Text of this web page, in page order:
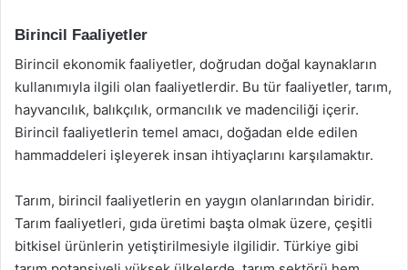
Birincil Faaliyetler
Birincil ekonomik faaliyetler, doğrudan doğal kaynakların
kullanımıyla ilgili olan faaliyetlerdir. Bu tür faaliyetler, tarım,
hayvancılık, balıkçılık, ormancılık ve madenciliği içerir.
Birincil faaliyetlerin temel amacı, doğadan elde edilen
hammaddeleri işleyerek insan ihtiyaçlarını karşılamaktır.
Tarım, birincil faaliyetlerin en yaygın olanlarından biridir.
Tarım faaliyetleri, gıda üretimi başta olmak üzere, çeşitli
bitkisel ürünlerin yetiştirilmesiyle ilgilidir. Türkiye gibi